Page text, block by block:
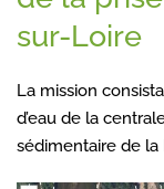
sur-Loire
La mission
d’eau de la
sédimentaire de la